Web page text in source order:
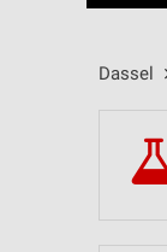
Dassel